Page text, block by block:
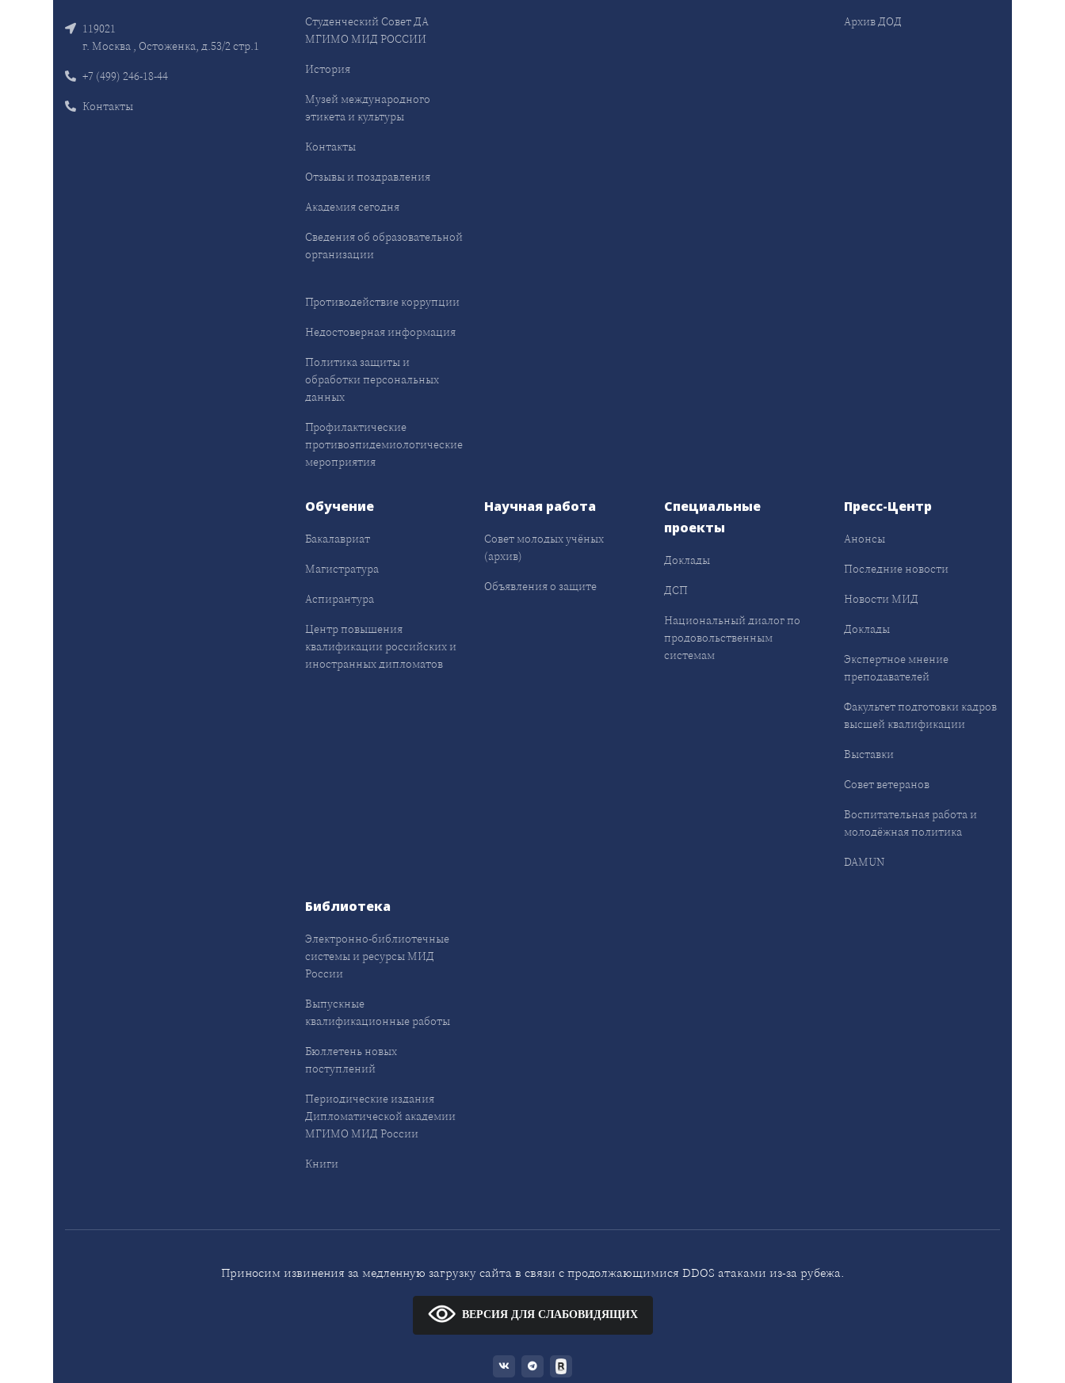
119021
г. Москва , Остоженка, д.53/2 стр.1
+7 (499) 246-18-44
Контакты
Студенческий Совет ДА
МГИМО МИД РОССИИ
История
Музей международного
этикета и культуры
Контакты
Отзывы и поздравления
Академия сегодня
Сведения об образовательной
организации
Противодействие коррупции
Недостоверная информация
Политика защиты и
обработки персональных
данных
Профилактические
противоэпидемиологические
мероприятия
Архив ДОД
Обучение
Бакалавриат
Магистратура
Аспирантура
Центр повышения
квалификации российских и
иностранных дипломатов
Научная работа
Совет молодых учёных
(архив)
Объявления о защите
Специальные
проекты
Доклады
ДСП
Национальный диалог по
продовольственным
системам
Пресс-Центр
Анонсы
Последние новости
Новости МИД
Доклады
Экспертное мнение
преподавателей
Факультет подготовки кадров
высшей квалификации
Выставки
Совет ветеранов
Воспитательная работа и
молодёжная политика
DAMUN
Библиотека
Электронно-библиотечные
системы и ресурсы МИД
России
Выпускные
квалификационные работы
Бюллетень новых
поступлений
Периодические издания
Дипломатической академии
МГИМО МИД России
Книги
Приносим извинения за медленную загрузку сайта в связи с продолжающимися DDOS атаками из-за рубежа.
ВЕРСИЯ ДЛЯ СЛАБОВИДЯЩИХ